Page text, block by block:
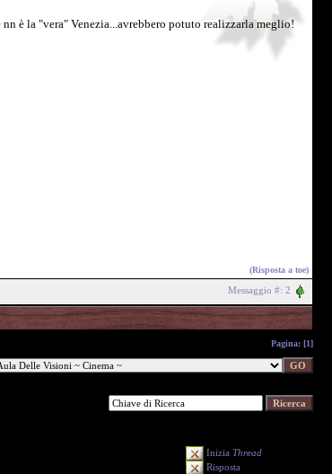
è la "vera" Venezia...avrebbero potuto realizzarla meglio!
(Risposta a toe)
Messaggio #: 2
Pagina: [1]
Inizia Thread
Risposta